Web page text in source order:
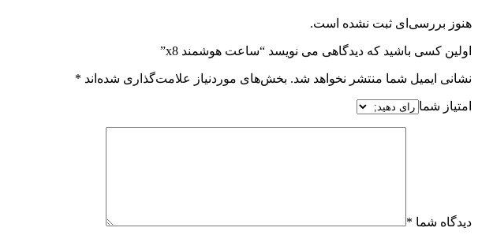
هنوز بررسی‌ای ثبت نشده است.
اولین کسی باشید که دیدگاهی می نویسد “ساعت هوشمند x8”
نشانی ایمیل شما منتشر نخواهد شد. بخش‌های موردنیاز علامت‌گذاری شده‌اند *
امتیاز شما
دیدگاه شما *